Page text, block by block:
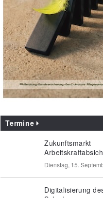
Termine
Zukunftsmarkt
Dienstag, 15.
Digitalisierung